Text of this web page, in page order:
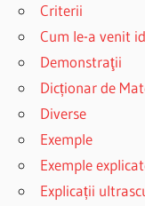
Criterii
Cum le-a venit
Demonstraţii
Dicționar de
Diverse
Exemple
Exemple
Explicații